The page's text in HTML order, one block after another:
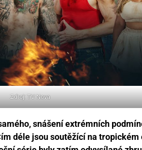
Zdroj: TV Nova
snášení extrémních
déle jsou soutěžící na tropickém